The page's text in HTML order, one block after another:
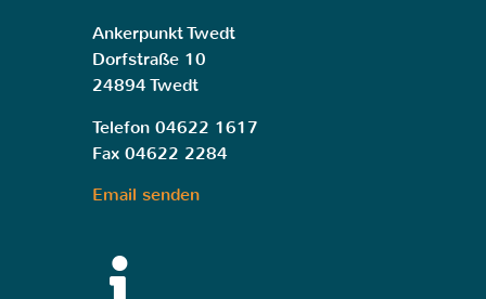
Ankerpunkt Twedt
Dorfstraße 10
24894 Twedt
Telefon 04622 1617
Fax 04622 2284
Email senden